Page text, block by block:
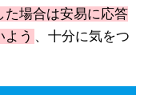
た場合は安易に応答
よう 、十分に気をつ